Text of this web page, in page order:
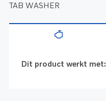
TAB WASHER
Dit product werkt met: